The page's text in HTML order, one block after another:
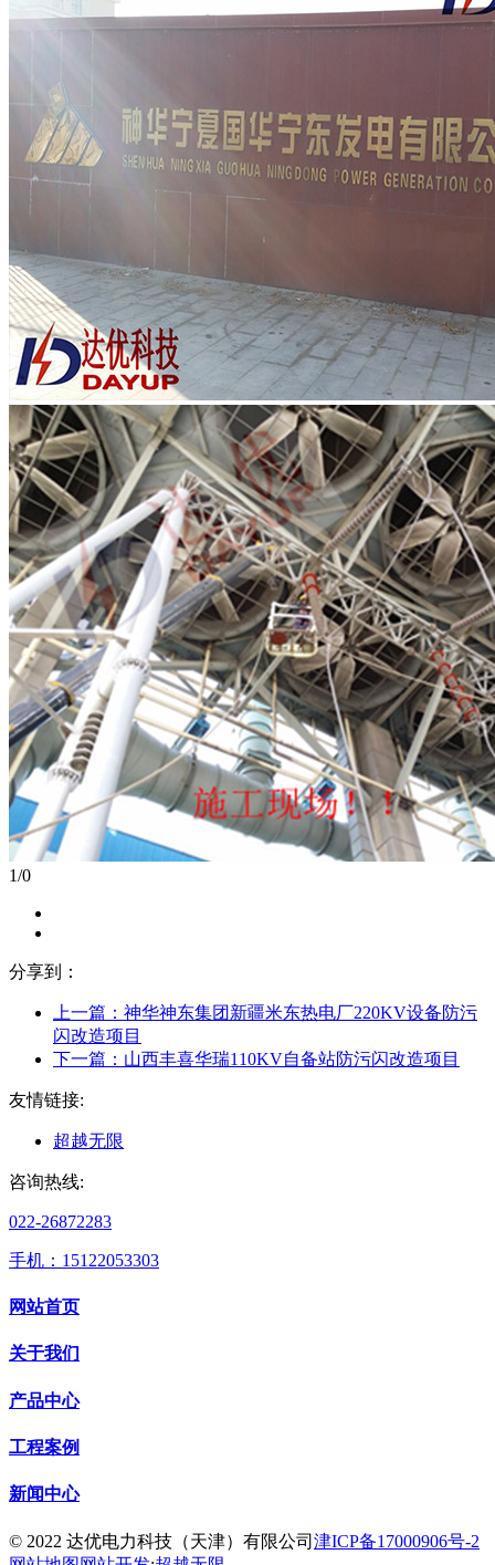
1/0
分享到：
上一篇： 神华神东集团新疆米东热电厂220KV设备防污
闪改造项目
下一篇： 山西丰喜华瑞110KV自备站防污闪改造项目
友情链接:
超越无限
咨询热线:
022-26872283
手机：15122053303
网站首页
关于我们
产品中心
工程案例
新闻中心
© 2022 达优电力科技（天津）有限公司 津ICP备17000906号-2